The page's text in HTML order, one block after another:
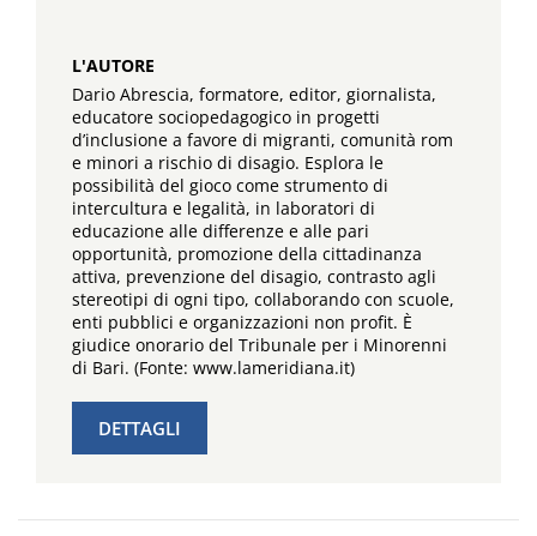
L'AUTORE
Dario Abrescia, formatore, editor, giornalista,
educatore sociopedagogico in progetti
d’inclusione a favore di migranti, comunità rom
e minori a rischio di disagio. Esplora le
possibilità del gioco come strumento di
intercultura e legalità, in laboratori di
educazione alle differenze e alle pari
opportunità, promozione della cittadinanza
attiva, prevenzione del disagio, contrasto agli
stereotipi di ogni tipo, collaborando con scuole,
enti pubblici e organizzazioni non profit. È
giudice onorario del Tribunale per i Minorenni
di Bari. (Fonte: www.lameridiana.it)
DETTAGLI